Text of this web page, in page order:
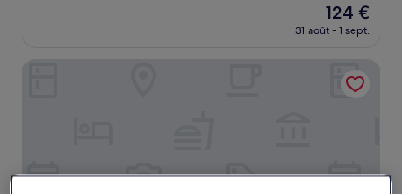
Le
nouveau
124 €
124 €
31 août - 1 sept.